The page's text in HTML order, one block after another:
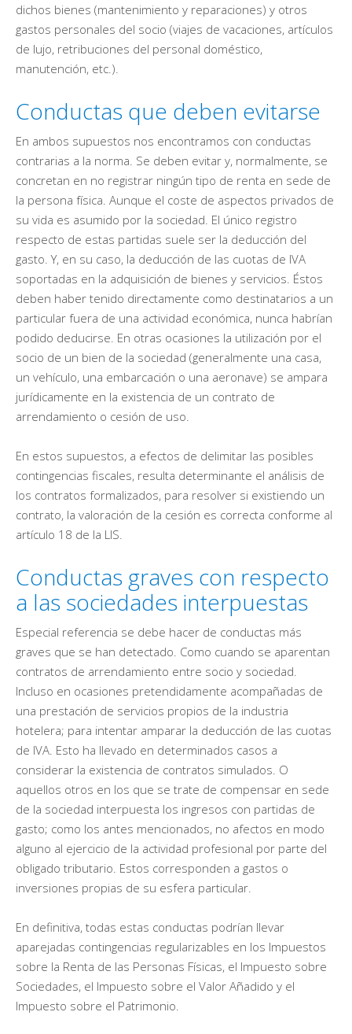
dichos bienes (mantenimiento y reparaciones) y otros
gastos personales del socio (viajes de vacaciones, artículos
de lujo, retribuciones del personal doméstico,
manutención, etc.).
Conductas que deben evitarse
En ambos supuestos nos encontramos con conductas
contrarias a la norma. Se deben evitar y, normalmente, se
concretan en no registrar ningún tipo de renta en sede de
la persona física. Aunque el coste de aspectos privados de
su vida es asumido por la sociedad. El único registro
respecto de estas partidas suele ser la deducción del
gasto. Y, en su caso, la deducción de las cuotas de IVA
soportadas en la adquisición de bienes y servicios. Éstos
deben haber tenido directamente como destinatarios a un
particular fuera de una actividad económica, nunca habrían
podido deducirse. En otras ocasiones la utilización por el
socio de un bien de la sociedad (generalmente una casa,
un vehículo, una embarcación o una aeronave) se ampara
jurídicamente en la existencia de un contrato de
arrendamiento o cesión de uso.
En estos supuestos, a efectos de delimitar las posibles
contingencias fiscales, resulta determinante el análisis de
los contratos formalizados, para resolver si existiendo un
contrato, la valoración de la cesión es correcta conforme al
artículo 18 de la LIS.
Conductas graves con respecto
a las sociedades interpuestas
Especial referencia se debe hacer de conductas más
graves que se han detectado. Como cuando se aparentan
contratos de arrendamiento entre socio y sociedad.
Incluso en ocasiones pretendidamente acompañadas de
una prestación de servicios propios de la industria
hotelera; para intentar amparar la deducción de las cuotas
de IVA. Esto ha llevado en determinados casos a
considerar la existencia de contratos simulados. O
aquellos otros en los que se trate de compensar en sede
de la sociedad interpuesta los ingresos con partidas de
gasto; como los antes mencionados, no afectos en modo
alguno al ejercicio de la actividad profesional por parte del
obligado tributario. Estos corresponden a gastos o
inversiones propias de su esfera particular.
En definitiva, todas estas conductas podrían llevar
aparejadas contingencias regularizables en los Impuestos
sobre la Renta de las Personas Físicas, el Impuesto sobre
Sociedades, el Impuesto sobre el Valor Añadido y el
Impuesto sobre el Patrimonio.